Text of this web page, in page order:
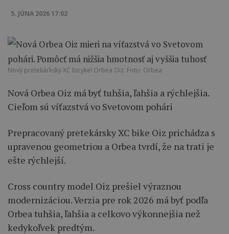
5. JÚNA 2026 17:02
Nový pretekárksky XC bicykel Orbea Oiz. Foto: Orbea
Nová Orbea Oiz má byť tuhšia, ľahšia a rýchlejšia.
Cieľom sú víťazstvá vo Svetovom pohári
Prepracovaný pretekársky XC bike Oiz prichádza s
upravenou geometriou a Orbea tvrdí, že na trati je
ešte rýchlejší.
Cross country model Oiz prešiel výraznou
modernizáciou. Verzia pre rok 2026 má byť podľa
Orbea tuhšia, ľahšia a celkovo výkonnejšia než
kedykoľvek predtým.